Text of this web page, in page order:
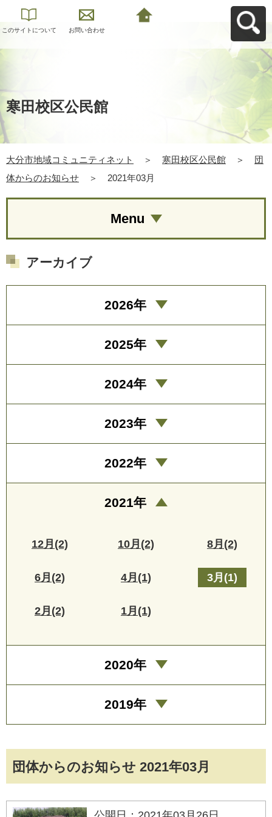
このサイトについて お問い合わせ
寒田校区公民館
大分市地域コミュニティネット ＞ 寒田校区公民館 ＞
団
体からのお知らせ
＞ 2021年03月
団体からのお知らせ 2021年03月
Menu
アーカイブ
2026年
2025年
2024年
2023年
2022年
2021年
12月(2) 10月(2) 8月(2)
6月(2) 4月(1) 3月(1)
2月(2) 1月(1)
2020年
2019年